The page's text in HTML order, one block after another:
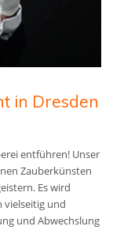
in Dresden
entführen! Unser
Zauberkünsten
Es wird
vielseitig und
und Abwechslung